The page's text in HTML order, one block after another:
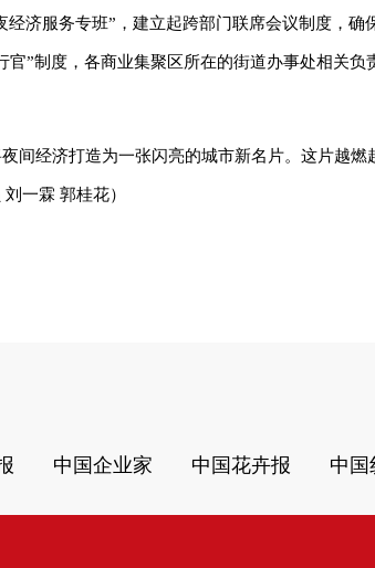
济服务专班”，建立起跨部门联席会议制度，确
”制度，各商业集聚区所在的街道办事处相关负
间经济打造为一张闪亮的城市新名片。这片越燃
一霖 郭桂花）
中国企业家 中国花卉报 中国